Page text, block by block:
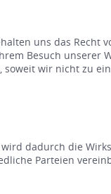
uns das Recht
Besuch
wir nicht zu
dadurch die
Parteien